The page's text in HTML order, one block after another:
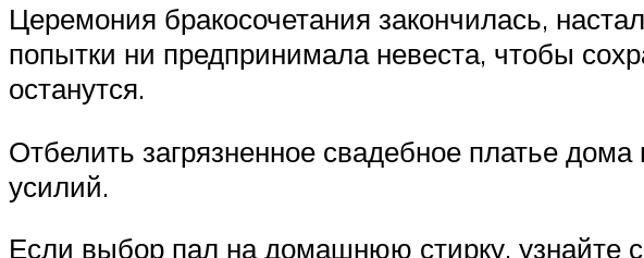
Церемония бракосочетания закончилась,
попытки ни предпринимала невеста, чтобы
останутся.
Отбелить загрязненное свадебное платье
усилий.
Если выбор пал на домашнюю стирку, узнайте